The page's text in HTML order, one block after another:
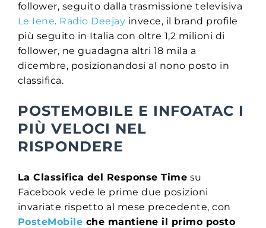
follower, seguito dalla trasmissione televisiva
Le Iene. Radio Deejay invece, il brand profile
più seguito in Italia con oltre 1,2 milioni di
follower, ne guadagna altri 18 mila a
dicembre, posizionandosi al nono posto in
classifica.
POSTEMOBILE E INFOATAC I
PIÙ VELOCI NEL
RISPONDERE
La Classifica del Response Time su
Facebook vede le prime due posizioni
invariate rispetto al mese precedente, con
PosteMobile che mantiene il primo posto